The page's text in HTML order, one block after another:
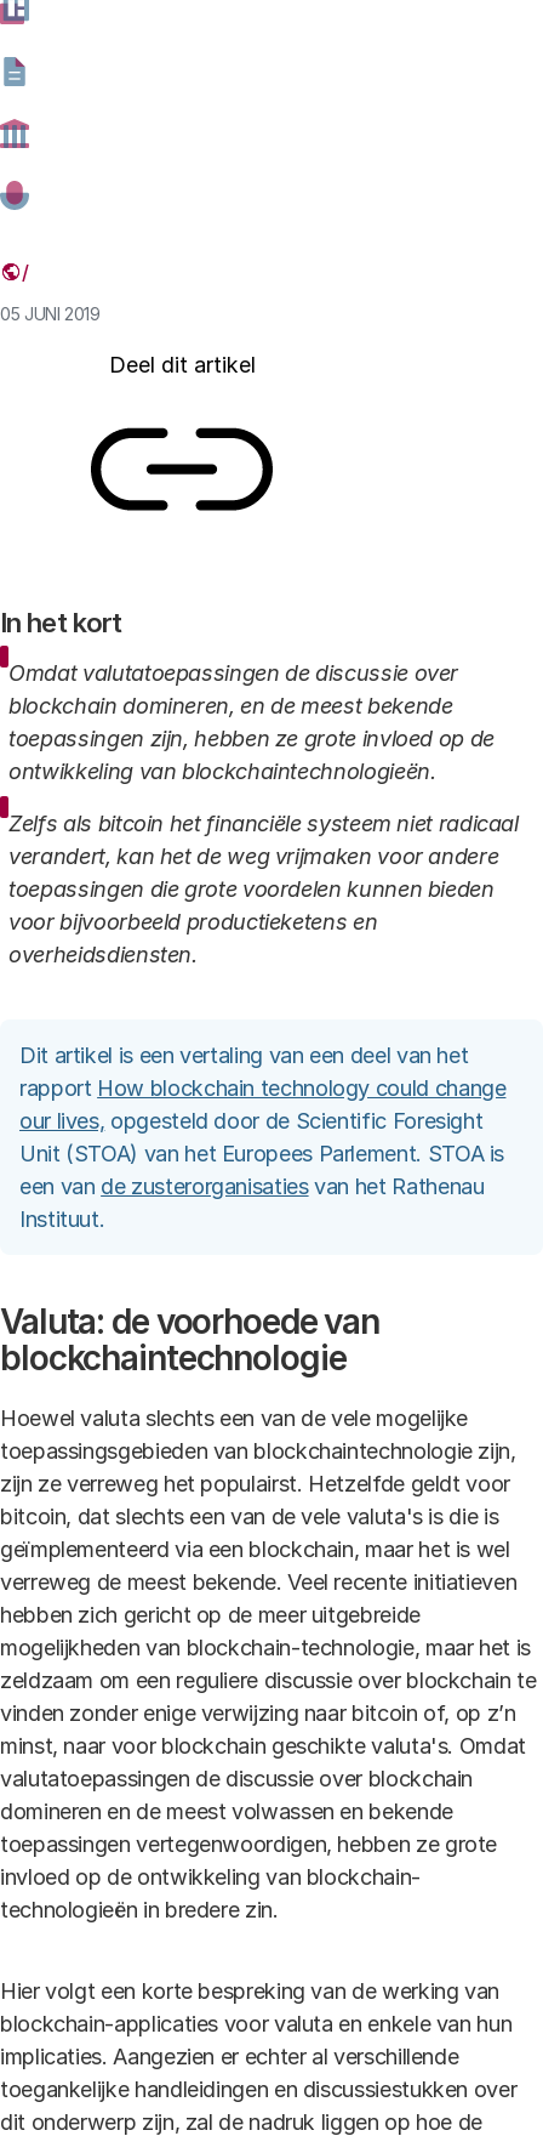
is. Hoewel valuta slechts een van de vele mogelijke
zijn ze verreweg het populairst. In dit artikel ligt de
blockchain-veld de ontwikkeling van de technologie
05 JUNI 2019
Deel dit artikel
In het kort
Omdat valutatoepassingen de discussie over
blockchain domineren, en de meest bekende
toepassingen zijn, hebben ze grote invloed op de
ontwikkeling van blockchaintechnologieën.
Zelfs als bitcoin het financiële systeem niet radicaal
verandert, kan het de weg vrijmaken voor andere
toepassingen die grote voordelen kunnen bieden
voor bijvoorbeeld productieketens en
overheidsdiensten.
Dit artikel is een vertaling van een deel van het
rapport How blockchain technology could change
our lives, opgesteld door de Scientific Foresight
Unit (STOA) van het Europees Parlement. STOA is
een van de zusterorganisatiesvan het Rathenau
Instituut.
Valuta: de voorhoede van
blockchaintechnologie
Hoewel valuta slechts een van de vele mogelijke
toepassingsgebieden van blockchaintechnologie zijn,
zijn ze verreweg het populairst. Hetzelfde geldt voor
bitcoin, dat slechts een van de vele valuta's is die is
geïmplementeerd via een blockchain, maar het is wel
verreweg de meest bekende. Veel recente initiatieven
hebben zich gericht op de meer uitgebreide
mogelijkheden van blockchain-technologie, maar het is
zeldzaam om een reguliere discussie over blockchain te
vinden zonder enige verwijzing naar bitcoin of, op z’n
minst, naar voor blockchain geschikte valuta's. Omdat
valutatoepassingen de discussie over blockchain
domineren en de meest volwassen en bekende
toepassingen vertegenwoordigen, hebben ze grote
invloed op de ontwikkeling van blockchain-
technologieën in bredere zin.
Hier volgt een korte bespreking van de werking van
blockchain-applicaties voor valuta en enkele van hun
implicaties. Aangezien er echter al verschillende
toegankelijke handleidingen en discussiestukken over
dit onderwerp zijn, zal de nadruk liggen op hoe de